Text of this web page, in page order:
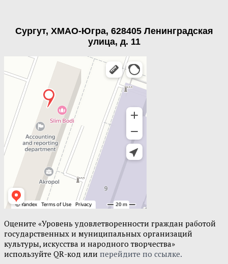
Сургут, ХМАО-Югра, 628405 Ленинградская
улица, д. 11
Оцените «Уровень удовлетворенности граждан работой
государственных и муниципальных организаций
культуры, искусства и народного творчества»
используйте QR-код или перейдите по ссылке.